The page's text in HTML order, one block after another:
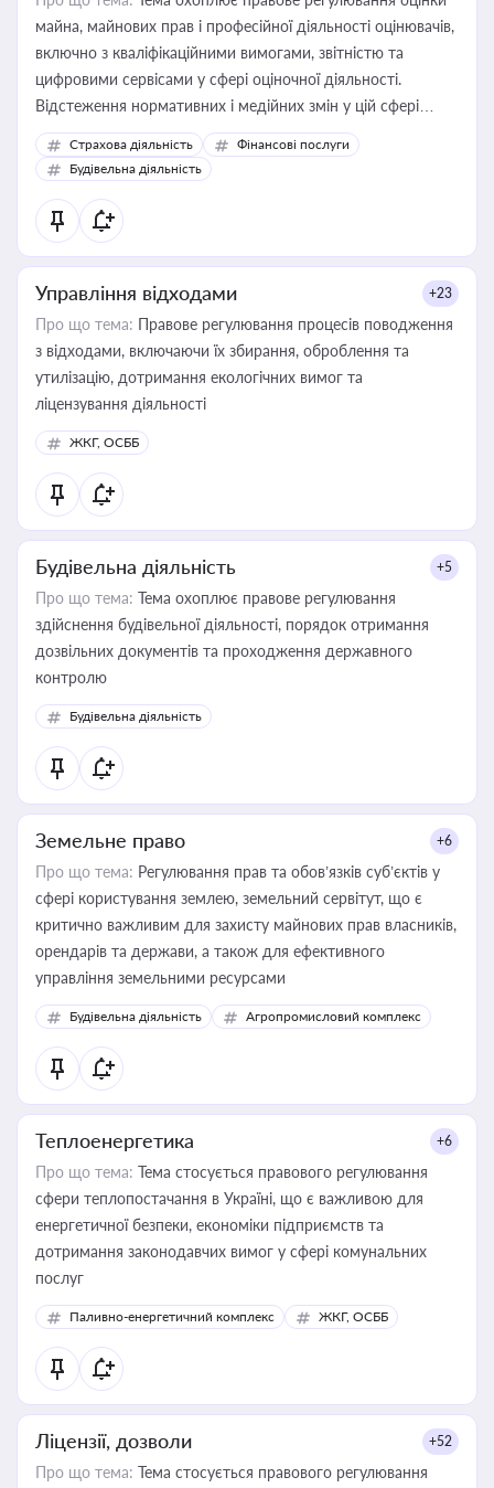
майна, майнових прав і професійної діяльності оцінювачів,
включно з кваліфікаційними вимогами, звітністю та
цифровими сервісами у сфері оціночної діяльності.
Відстеження нормативних і медійних змін у цій сфері
корисне для власника бізнесу, керівника, юриста або
бухгалтера під час оподаткування, приватизації, оренди
державного майна, корпоративних угод і перевірки
статусу суб'єктів оціночної діяльності
Страхова діяльність
Фінансові послуги
Будівельна діяльність
Управління відходами +23
Про що тема: Правове регулювання процесів поводження
з відходами, включаючи їх збирання, оброблення та
утилізацію, дотримання екологічних вимог та
ліцензування діяльності
ЖКГ, ОСББ
Будівельна діяльність +5
Про що тема: Тема охоплює правове регулювання
здійснення будівельної діяльності, порядок отримання
дозвільних документів та проходження державного
контролю
Будівельна діяльність
Земельне право +6
Про що тема: Регулювання прав та обов’язків суб’єктів у
сфері користування землею, земельний сервітут, що є
критично важливим для захисту майнових прав власників,
орендарів та держави, а також для ефективного
управління земельними ресурсами
Будівельна діяльність Агропромисловий комплекс
Теплоенергетика +6
Про що тема: Тема стосується правового регулювання
сфери теплопостачання в Україні, що є важливою для
енергетичної безпеки, економіки підприємств та
дотримання законодавчих вимог у сфері комунальних
послуг
Паливно-енергетичний комплекс ЖКГ, ОСББ
Ліцензії, дозволи +52
Про що тема: Тема стосується правового регулювання